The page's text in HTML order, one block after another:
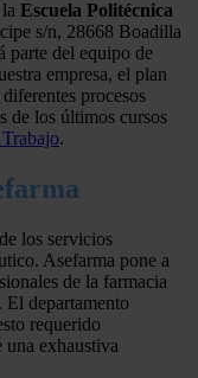
Escuela Politécnica
s/n, 28668 Boadilla
parte del equipo de
empresa, el plan
procesos
de los últimos cursos
.
los servicios
Asefarma pone a
de la farmacia
El departamento
requerido
una exhaustiva